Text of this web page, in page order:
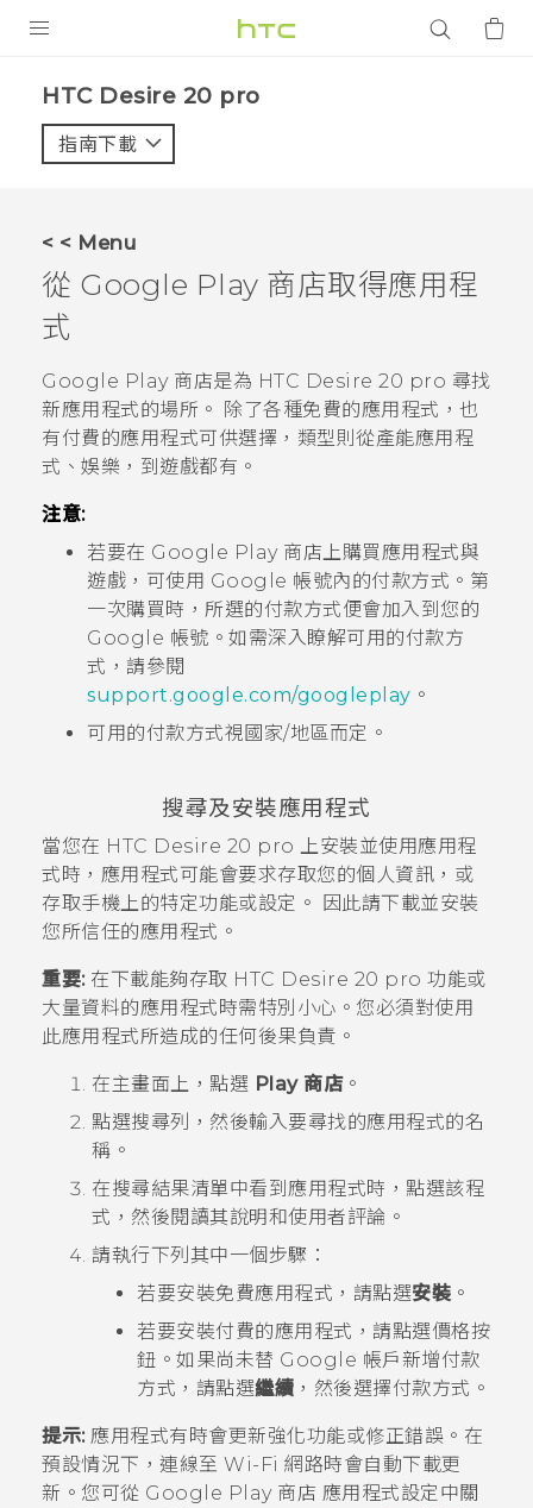
VIVE
VIVERSE
應用程式
支援服務
登入
‎HTC Desire 20 pro‎
指南下載
< < Menu
從 Google Play 商店取得應用程
式
Google Play 商店是為 HTC Desire 20 pro 尋找
新應用程式的場所。 除了各種免費的應用程式，也
有付費的應用程式可供選擇，類型則從產能應用程
式、娛樂，到遊戲都有。
注意:
若要在 Google Play 商店上購買應用程式與
遊戲，可使用 Google 帳號內的付款方式。第
一次購買時，所選的付款方式便會加入到您的
Google 帳號。如需深入瞭解可用的付款方
式，請參閱
support.google.com/googleplay 。
可用的付款方式視國家/地區而定。
搜尋及安裝應用程式
當您在 HTC Desire 20 pro 上安裝並使用應用程
式時，應用程式可能會要求存取您的個人資訊，或
存取手機上的特定功能或設定。 因此請下載並安裝
您所信任的應用程式。
重要:在下載能夠存取 HTC Desire 20 pro 功能或
大量資料的應用程式時需特別小心。您必須對使用
此應用程式所造成的任何後果負責。
在主畫面上，點選 Play 商店。
點選搜尋列，然後輸入要尋找的應用程式的名
稱。
在搜尋結果清單中看到應用程式時，點選該程
式，然後閱讀其說明和使用者評論。
請執行下列其中一個步驟：
若要安裝免費應用程式，請點選安裝。
若要安裝付費的應用程式，請點選價格按
鈕。如果尚未替 Google 帳戶新增付款
方式，請點選繼續 ，然後選擇付款方式。
提示:應用程式有時會更新強化功能或修正錯誤。在
預設情況下，連線至 Wi-Fi 網路時會自動下載更
新。您可從 Google Play 商店 應用程式設定中關